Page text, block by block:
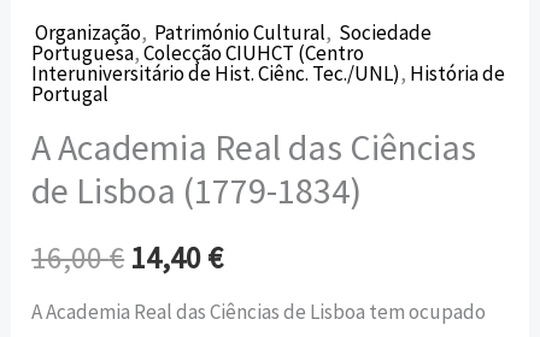
Organização, Património Cultural, Sociedade
Portuguesa,Colecção CIUHCT (Centro
Interuniversitário de Hist. Ciênc. Tec./UNL), História de
Portugal
A Academia Real das Ciências
de Lisboa (1779-1834)
16,00€ 14,40€
A Academia Real das Ciências de Lisboa tem ocupado